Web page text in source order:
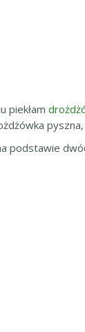
piekłam
podstawie